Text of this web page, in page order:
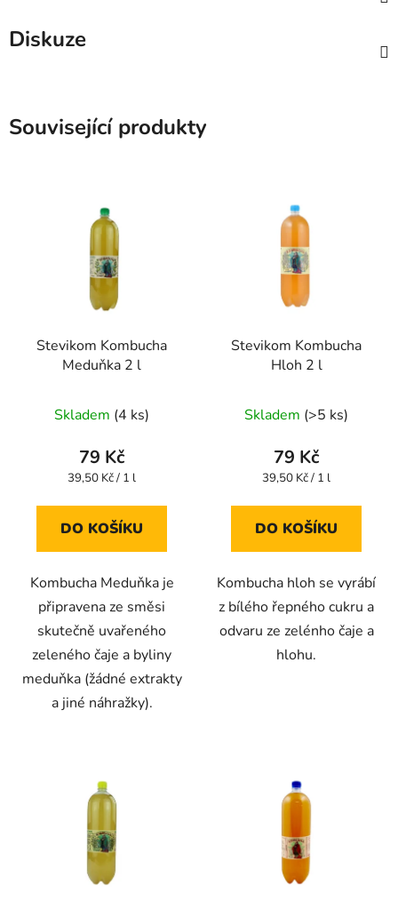
Diskuze
Související produkty
Stevikom Kombucha
Meduňka 2 l
hodnocení
produktu
je
z
Skladem (4 ks)
79 Kč
Měrná
39,50 Kč / 1 l
DO KOŠÍKU
Kombucha Meduňka je
připravena ze směsi
skutečně uvařeného
zeleného čaje a byliny
meduňka (žádné extrakty
a jiné náhražky).
Stevikom Kombucha
Hloh 2 l
hodnocení
produktu
je
z
Skladem (>5 ks)
79 Kč
Měrná
39,50 Kč / 1 l
DO KOŠÍKU
Kombucha hloh se vyrábí
z bílého řepného cukru a
odvaru ze zelénho čaje a
hlohu.